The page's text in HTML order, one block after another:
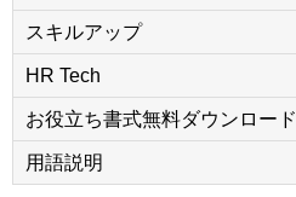
スキルアップ
HR Tech
お役立ち書式無料ダウンロード
用語説明